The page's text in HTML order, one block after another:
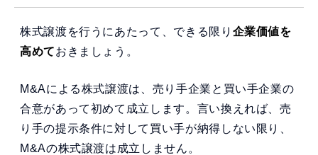
株式譲渡を行うにあたって、できる限り 企業価値を
高めておきましょう。
M&Aによる株式譲渡は、売り手企業と買い手企業の
合意があって初めて成立します。言い換えれば、売
り手の提示条件に対して買い手が納得しない限り、
M&Aの株式譲渡は成立しません。